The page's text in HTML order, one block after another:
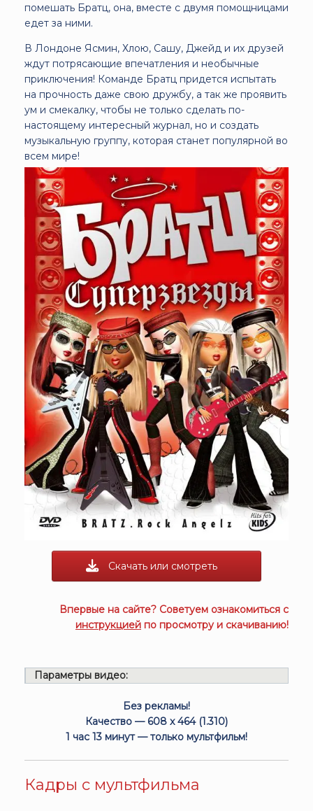
помешать Братц, она, вместе с двумя помощницами
едет за ними.
В Лондоне Ясмин, Хлою, Сашу, Джейд и их друзей
ждут потрясающие впечатления и необычные
приключения! Команде Братц придется испытать
на прочность даже свою дружбу, а так же проявить
ум и смекалку, чтобы не только сделать по-
настоящему интересный журнал, но и создать
музыкальную группу, которая станет популярной во
всем мире!
Скачать или смотреть
Впервые на сайте? Советуем ознакомиться с
инструкцией по просмотру и скачиванию!
Параметры видео:
Без рекламы!
Качество — 608 x 464 (1.310)
1 час 13 минут — только мультфильм!
Кадры с мультфильма